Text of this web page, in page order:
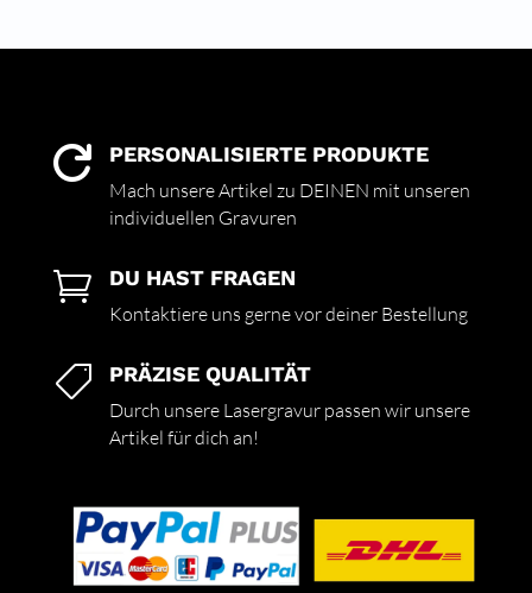
 PERSONALISIERTE PRODUKTE
Mach unsere Artikel zu DEINEN mit unseren
individuellen Gravuren
 DU HAST FRAGEN
Kontaktiere uns gerne vor deiner Bestellung
 PRÄZISE QUALITÄT
Durch unsere Lasergravur passen wir unsere
Artikel für dich an!